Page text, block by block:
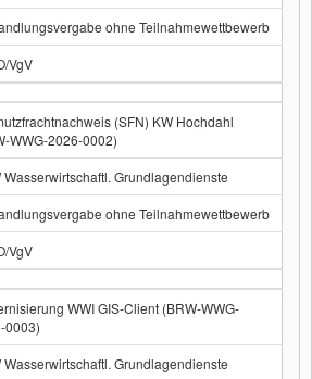
ohne Teilnahmewettbewerb
VgV
(SFN) KW Hochdahl
WWG-2026-0002)
Wasserwirtschaftl. Grundlagendienste
ohne Teilnahmewettbewerb
VgV
WWI GIS-Client (BRW-WWG-
0003)
Wasserwirtschaftl. Grundlagendienste